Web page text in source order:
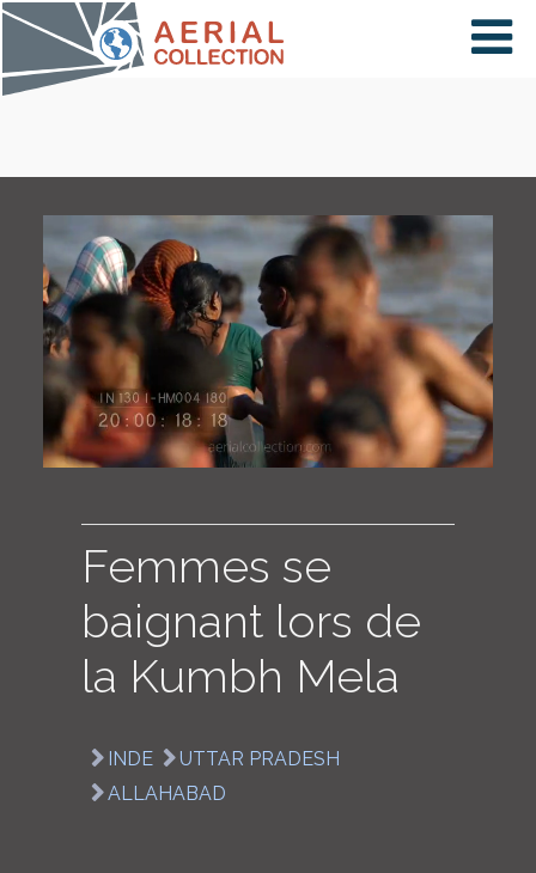
×
PAYS
CARTE
COLLECTIONS
ENGLISH
Femmes se
baignant lors de
la Kumbh Mela
INDE
UTTAR PRADESH
ALLAHABAD